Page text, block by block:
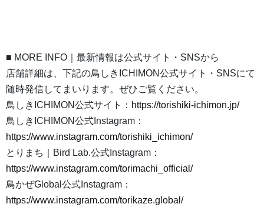
■ MORE INFO｜最新情報は公式サイト・SNSから
店舗詳細は、下記の鳥しきICHIMON公式サイト・SNSにて
随時発信してまいります。ぜひご覧ください。
鳥しきICHIMON公式サイト： https://torishiki-ichimon.jp/
鳥しきICHIMON公式Instagram：
https://www.instagram.com/torishiki_ichimon/
とりまち｜Bird Lab.公式Instagram：
https://www.instagram.com/torimachi_official/
鳥かぜGlobal公式Instagram：
https://www.instagram.com/torikaze.global/